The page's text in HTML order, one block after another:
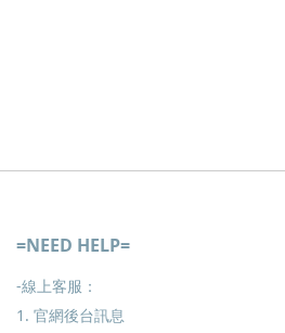
=NEED HELP=
-線上客服：
1. 官網後台訊息